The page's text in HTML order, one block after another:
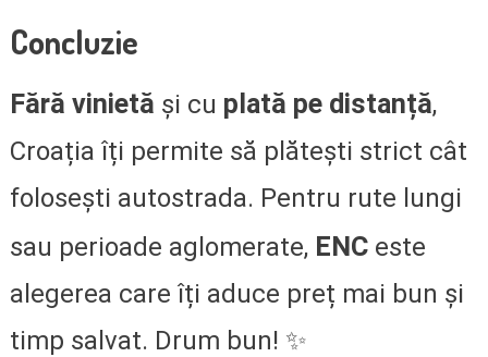
Concluzie
Fără vinietă și cu plată pe distanță,
Croația îți permite să plătești strict cât
folosești autostrada. Pentru rute lungi
sau perioade aglomerate, ENCeste
alegerea care îți aduce preț mai bun și
timp salvat. Drum bun! ✨